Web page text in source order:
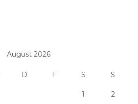
August 2026
D F S S
1 2